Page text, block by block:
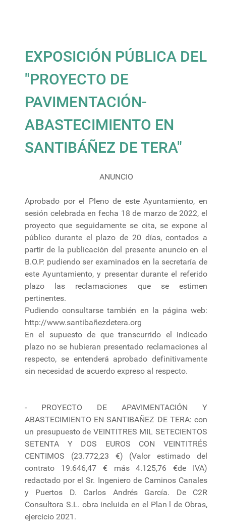
EXPOSICIÓN PÚBLICA DEL
"PROYECTO DE
PAVIMENTACIÓN-
ABASTECIMIENTO EN
SANTIBÁÑEZ DE TERA"
ANUNCIO
Aprobado por el Pleno de este Ayuntamiento, en
sesión celebrada en fecha 18 de marzo de 2022, el
proyecto que seguidamente se cita, se expone al
público durante el plazo de 20 días, contados a
partir de la publicación del presente anuncio en el
B.O.P. pudiendo ser examinados en la secretaría de
este Ayuntamiento, y presentar durante el referido
plazo las reclamaciones que se estimen
pertinentes.
Pudiendo consultarse también en la página web:
http://www.santibañezdetera.org
En el supuesto de que transcurrido el indicado
plazo no se hubieran presentado reclamaciones al
respecto, se entenderá aprobado definitivamente
sin necesidad de acuerdo expreso al respecto.
- PROYECTO DE APAVIMENTACIÓN Y
ABASTECIMIENTO EN SANTIBAÑEZ DE TERA: con
un presupuesto de VEINTITRES MIL SETECIENTOS
SETENTA Y DOS EUROS CON VEINTITRÉS
CENTIMOS (23.772,23 €) (Valor estimado del
contrato 19.646,47 € más 4.125,76 €de IVA)
redactado por el Sr. Ingeniero de Caminos Canales
y Puertos D. Carlos Andrés García. De C2R
Consultora S.L. obra incluida en el Plan l de Obras,
ejercicio 2021.